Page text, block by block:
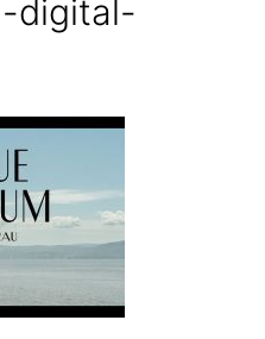
digital-